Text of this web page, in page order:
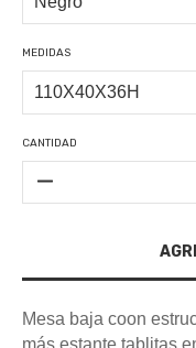
MEDIDAS
CANTIDAD
Mesa baja coon
más estante tablitas